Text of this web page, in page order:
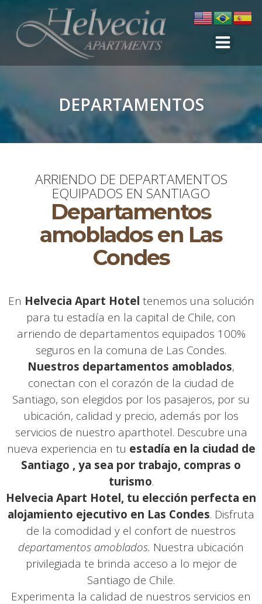
al
contenido
DEPARTAMENTOS
ARRIENDO DE DEPARTAMENTOS
EQUIPADOS EN SANTIAGO
Departamentos
amoblados en Las
Condes
En Helvecia Apart Hotel tenemos una solución
para tu estadía en la capital de Chile, con
arriendo de departamentos equipados 100%
seguros en la comuna de Las Condes.
Nuestros departamentos amoblados,
conectan con el corazón de la ciudad de
Santiago, son elegidos por los pasajeros, por su
ubicación, calidad y precio, además por los
servicios de nuestro aparthotel. Descubre una
nueva experiencia en tu estadía en la ciudad de
Santiago , ya sea por trabajo, compras o
turismo.
Helvecia Apart Hotel, tu elección perfecta en
alojamiento ejecutivo en Las Condes. Disfruta
de la comodidad y el confort de nuestros
departamentos amoblados. Nuestra ubicación
privilegiada te brinda acceso a lo mejor de
Santiago de Chile.
Experimenta la calidad de nuestros servicios en